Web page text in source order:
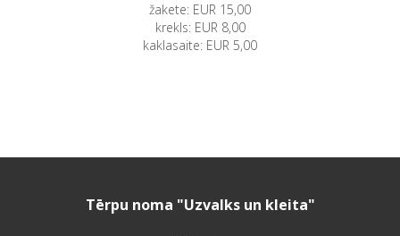
žakete: EUR 15,00
krekls: EUR 8,00
kaklasaite: EUR 5,00
Tērpu noma "Uzvalks un kleita"